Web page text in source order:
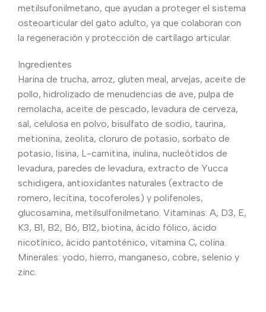
metilsufonilmetano, que ayudan a proteger el sistema
osteoarticular del gato adulto, ya que colaboran con
la regeneración y protección de cartílago articular.
Ingredientes
Harina de trucha, arroz, gluten meal, arvejas, aceite de
pollo, hidrolizado de menudencias de ave, pulpa de
remolacha, aceite de pescado, levadura de cerveza,
sal, celulosa en polvo, bisulfato de sodio, taurina,
metionina, zeolita, cloruro de potasio, sorbato de
potasio, lisina, L-carnitina, inulina, nucleótidos de
levadura, paredes de levadura, extracto de Yucca
schidigera, antioxidantes naturales (extracto de
romero, lecitina, tocoferoles) y polifenoles,
glucosamina, metilsulfonilmetano. Vitaminas: A, D3, E,
K3, B1, B2, B6, B12, biotina, ácido fólico, ácido
nicotínico, ácido pantoténico, vitamina C, colina.
Minerales: yodo, hierro, manganeso, cobre, selenio y
zinc.